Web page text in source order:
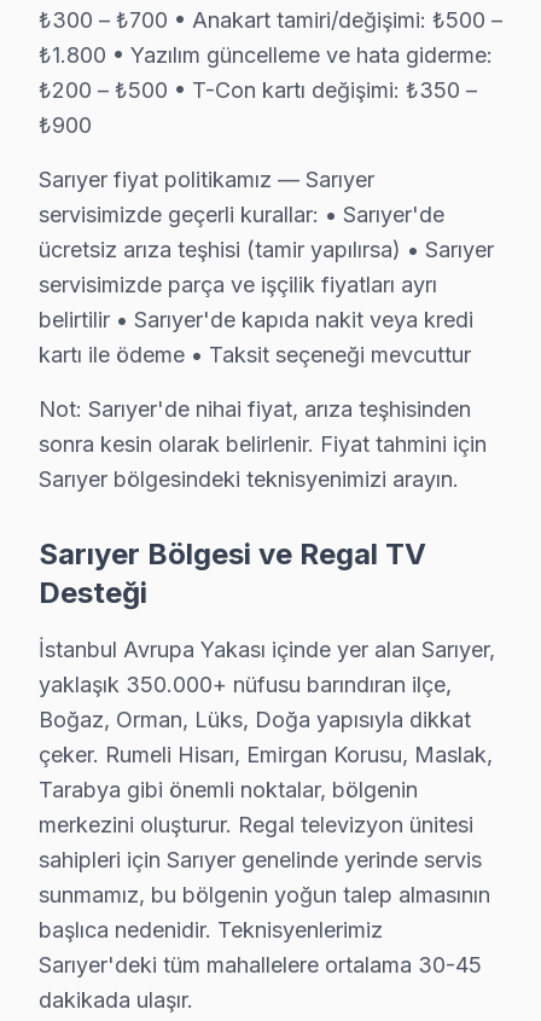
Regal TV Teknik Rehberi: Panel, Teşhis ve
Regal televizyonlarınızın tamir ve bakımında
Regal TV Teknik Profil ve Servis Rehberi
Regal televizyon ünitesi Teknik Servis Rehberi
Regal panel'lerde En Sık Karşılaşılan Arızalar
Regal servisimizde en yaygın Yazılım kilitleme
Regal Servis Yaklaşımımız
bu marka'in güvenilirliği ilkeleri doğrultusunda Regal
1. Müşteri bildirir, servis ekibi arıza semptomlarını
2. Termal kamera, osiloskop, ESR ölçer ile elektronik
3. Arıza kaynağı tespit edilir: panel mi, anakart mı, güç
5. Orijinal veya OEM eşdeğer bu cihaz parça ile
6. Tüm fonksiyonlar kapsamlı test edilir; garanti
Regal TV Bakım Tavsiyeleri
Regal TV'ler için en yaygın kullanıcı hatası; güç
Regal televizyon'niz arızalandığında verileri
Regal güvenilirliği standartlarında Regal servisimiz:
Sarıyer Regal TV Bakım Paketi – Uzun Ömür
Düzenli bakım, Regal televizyonunuzun ömrünü
TV bakım hizmetlerimiz:
• Sarıyer'de toz ve ısı yönetimi optimizasyonu
• Güç kartı kondansatör ön kontrolü — Sarıyer
₺300 – ₺700 • Anakart tamiri/değişimi: ₺500 –
₺1.800 • Yazılım güncelleme ve hata giderme:
₺200 – ₺500 • T-Con kartı değişimi: ₺350 –
₺900
Sarıyer fiyat politikamız — Sarıyer
servisimizde geçerli kurallar: • Sarıyer'de
ücretsiz arıza teşhisi (tamir yapılırsa) • Sarıyer
servisimizde parça ve işçilik fiyatları ayrı
belirtilir • Sarıyer'de kapıda nakit veya kredi
kartı ile ödeme • Taksit seçeneği mevcuttur
Not: Sarıyer'de nihai fiyat, arıza teşhisinden
sonra kesin olarak belirlenir. Fiyat tahmini için
Sarıyer bölgesindeki teknisyenimizi arayın.
Sarıyer Bölgesi ve Regal TV
Desteği
İstanbul Avrupa Yakası içinde yer alan Sarıyer,
yaklaşık 350.000+ nüfusu barındıran ilçe,
Boğaz, Orman, Lüks, Doğa yapısıyla dikkat
çeker. Rumeli Hisarı, Emirgan Korusu, Maslak,
Tarabya gibi önemli noktalar, bölgenin
merkezini oluşturur. Regal televizyon ünitesi
sahipleri için Sarıyer genelinde yerinde servis
sunmamız, bu bölgenin yoğun talep almasının
başlıca nedenidir. Teknisyenlerimiz
Sarıyer'deki tüm mahallelere ortalama 30-45
dakikada ulaşır.